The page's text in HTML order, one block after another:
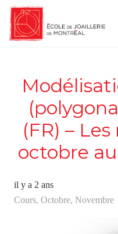
(FR) –
octobre
il y a 2 ans
Cours, Octobre, Novembre